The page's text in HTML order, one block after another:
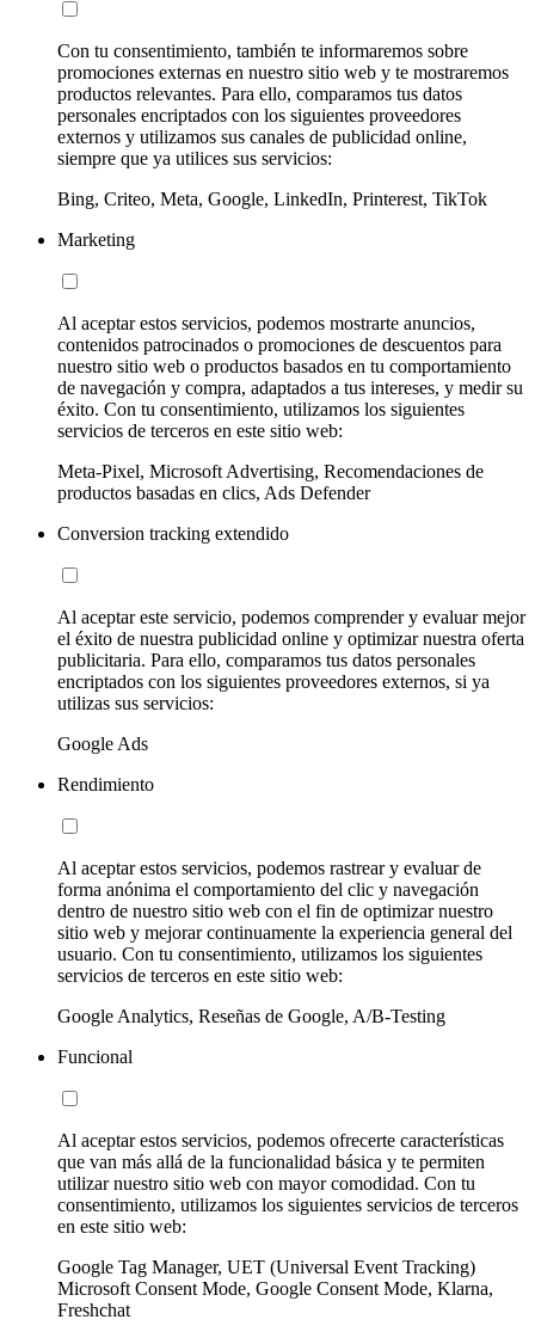
Con tu consentimiento, también te informaremos sobre
promociones externas en nuestro sitio web y te mostraremos
productos relevantes. Para ello, comparamos tus datos
personales encriptados con los siguientes proveedores
externos y utilizamos sus canales de publicidad online,
siempre que ya utilices sus servicios:
Bing, Criteo, Meta, Google, LinkedIn, Printerest, TikTok
Marketing
Al aceptar estos servicios, podemos mostrarte anuncios,
contenidos patrocinados o promociones de descuentos para
nuestro sitio web o productos basados en tu comportamiento
de navegación y compra, adaptados a tus intereses, y medir su
éxito. Con tu consentimiento, utilizamos los siguientes
servicios de terceros en este sitio web:
Meta-Pixel, Microsoft Advertising, Recomendaciones de
productos basadas en clics, Ads Defender
Conversion tracking extendido
Al aceptar este servicio, podemos comprender y evaluar mejor
el éxito de nuestra publicidad online y optimizar nuestra oferta
publicitaria. Para ello, comparamos tus datos personales
encriptados con los siguientes proveedores externos, si ya
utilizas sus servicios:
Google Ads
Rendimiento
Al aceptar estos servicios, podemos rastrear y evaluar de
forma anónima el comportamiento del clic y navegación
dentro de nuestro sitio web con el fin de optimizar nuestro
sitio web y mejorar continuamente la experiencia general del
usuario. Con tu consentimiento, utilizamos los siguientes
servicios de terceros en este sitio web:
Google Analytics, Reseñas de Google, A/B-Testing
Funcional
Al aceptar estos servicios, podemos ofrecerte características
que van más allá de la funcionalidad básica y te permiten
utilizar nuestro sitio web con mayor comodidad. Con tu
consentimiento, utilizamos los siguientes servicios de terceros
en este sitio web:
Google Tag Manager, UET (Universal Event Tracking)
Microsoft Consent Mode, Google Consent Mode, Klarna,
Freshchat